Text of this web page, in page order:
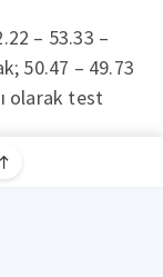
– 53.33 –
50.47 – 49.73
olarak test